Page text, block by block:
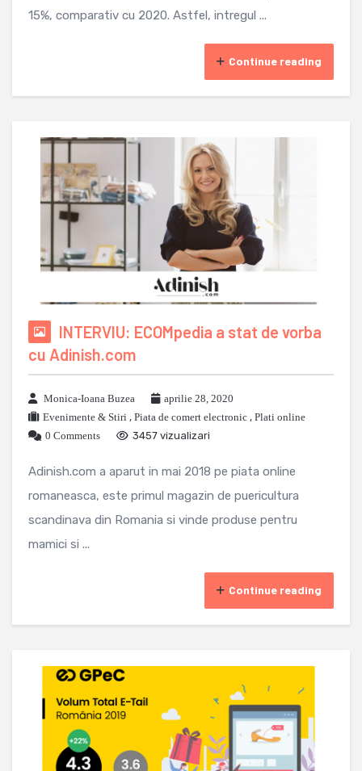
15%, comparativ cu 2020. Astfel, intregul ...
Continue reading
INTERVIU: ECOMpedia a stat de vorba
cu Adinish.com
Monica-Ioana Buzea
aprilie 28, 2020
Evenimente & Stiri , Piata de comert electronic , Plati online
0 Comments
3457 vizualizari
Adinish.com a aparut in mai 2018 pe piata online
romaneasca, este primul magazin de puericultura
scandinava din Romania si vinde produse pentru
mamici si ...
Continue reading